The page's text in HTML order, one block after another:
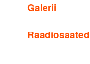
Galerii
Raadiosaated